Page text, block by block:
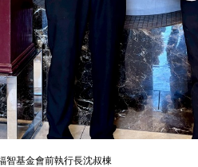
智基金會前執行長沈叔棟